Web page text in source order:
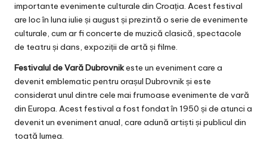
importante evenimente culturale din Croația. Acest festival
are loc în luna iulie și august și prezintă o serie de evenimente
culturale, cum ar fi concerte de muzică clasică, spectacole
de teatru și dans, expoziții de artă și filme.
Festivalul de Vară Dubrovnikeste un eveniment care a
devenit emblematic pentru orașul Dubrovnik și este
considerat unul dintre cele mai frumoase evenimente de vară
din Europa. Acest festival a fost fondat în 1950 și de atunci a
devenit un eveniment anual, care adună artiști și publicul din
toată lumea.